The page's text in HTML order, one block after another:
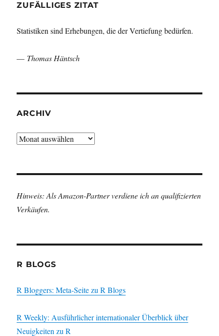
ZUFÄLLIGES ZITAT
Statistiken sind Erhebungen, die der Vertiefung bedürfen.
— Thomas Häntsch
ARCHIV
Archiv
Hinweis: Als Amazon-Partner verdiene ich an qualifizierten
Verkäufen.
R BLOGS
R Bloggers: Meta-Seite zu R Blogs
R Weekly: Ausführlicher internationaler Überblick über
Neuigkeiten zu R